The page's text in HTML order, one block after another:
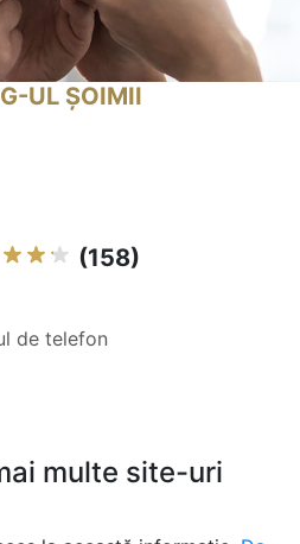
UL ȘOIMII
(158)
de telefon
multe site-uri